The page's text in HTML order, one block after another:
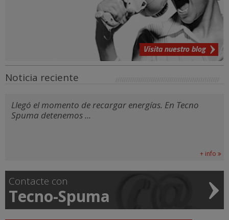
Visita nuestro blog
Noticia reciente
Llegó el momento de recargar energías. En Tecno
Spuma detenemos ...
+ info
Contacte con
Tecno-Spuma